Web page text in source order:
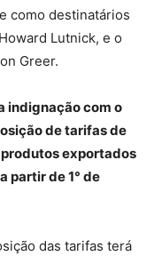
como destinatários
Lutnick, e o
Greer.
indignação com o
de tarifas de
exportados
partir de 1° de
das tarifas terá